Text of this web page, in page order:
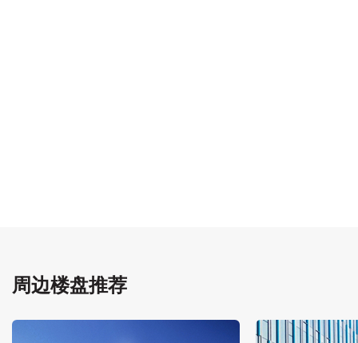
周边楼盘推荐